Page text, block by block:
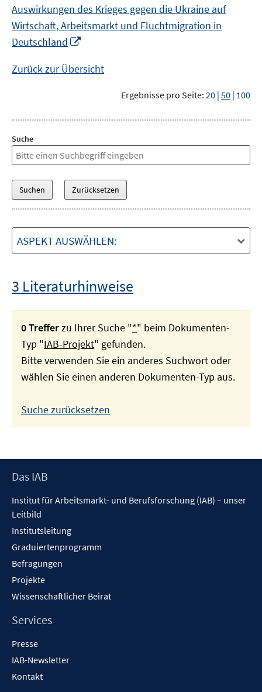
Auswirkungen des Krieges gegen die Ukraine auf
Wirtschaft, Arbeitsmarkt und Fluchtmigration in
Deutschland
Fenster
Zurück zur Übersicht
Ergebnisse pro Seite: 20 | 50 | 100
Suche
ASPEKT AUSWÄHLEN:
3 Literaturhinweise
0 Trefferzu Ihrer Suche "*" beim Dokumenten-
Typ "IAB-Projekt" gefunden.
Bitte verwenden Sie ein anderes Suchwort oder
wählen Sie einen anderen Dokumenten-Typ aus.
Suche zurücksetzen
Footer
Das IAB
Institut für Arbeitsmarkt- und Berufsforschung (IAB) – unser
Leitbild
Institutsleitung
Graduiertenprogramm
Befragungen
Projekte
Wissenschaftlicher Beirat
Services
Presse
IAB-Newsletter
Kontakt